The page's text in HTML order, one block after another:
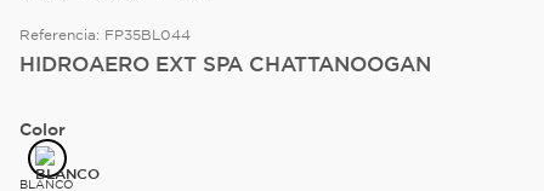
Referencia: FP35BL044
HIDROAERO EXT SPA CHATTANOOGAN
Color
BLANCO